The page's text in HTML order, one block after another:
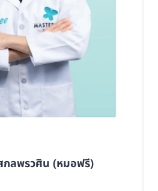
กลพรวศิน (หมอฟรี)